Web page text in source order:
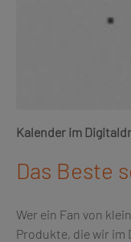
Kalender im
Das Beste
Wer ein Fan von
Produkte, die wir im